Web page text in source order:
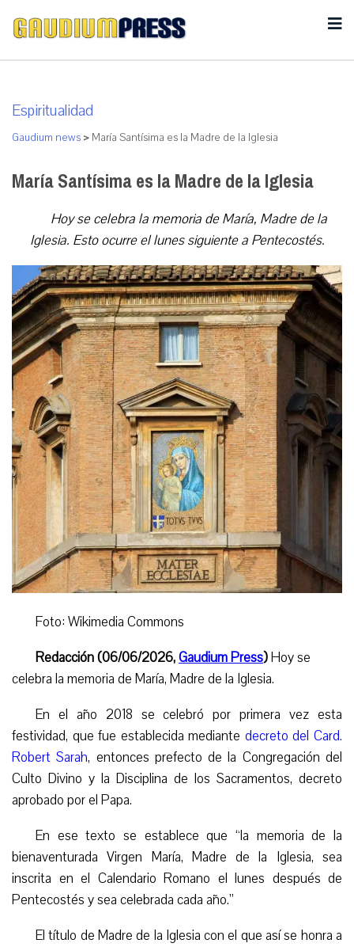
Espiritualidad
Gaudium news > María Santísima es la Madre de la Iglesia
María Santísima es la Madre de la Iglesia
Hoy se celebra la memoria de María, Madre de la
Iglesia. Esto ocurre el lunes siguiente a Pentecostés.
Foto: Wikimedia Commons
Redacción (06/06/2026,Gaudium Press)Hoy se
celebra la memoria de María, Madre de la Iglesia.
En el año 2018 se celebró por primera vez esta
festividad, que fue establecida mediante decreto del Card.
Robert Sarah, entonces prefecto de la Congregación del
Culto Divino y la Disciplina de los Sacramentos, decreto
aprobado por el Papa.
En ese texto se establece que “la memoria de la
bienaventurada Virgen María, Madre de la Iglesia, sea
inscrita en el Calendario Romano el lunes después de
Pentecostés y sea celebrada cada año.”
El título de Madre de la Iglesia con el que así se honra a